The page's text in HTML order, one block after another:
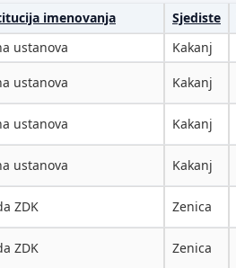
imenovanja Sjediste
ustanova Kakanj
ustanova Kakanj
ustanova Kakanj
ustanova Kakanj
ZDK Zenica
ZDK Zenica